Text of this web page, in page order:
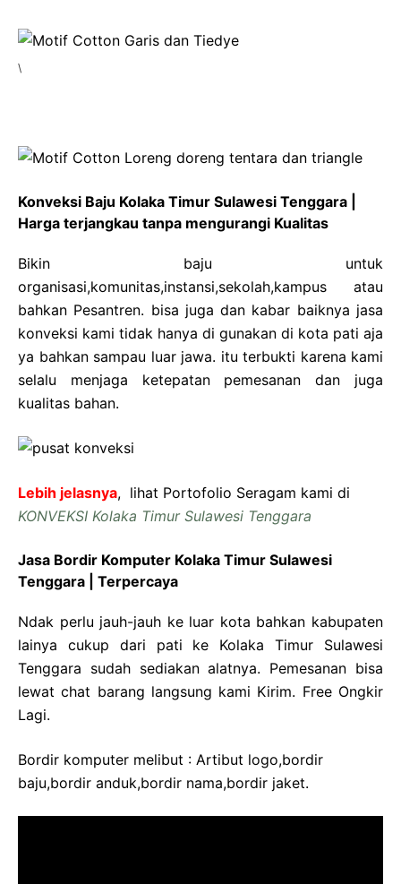
\
Konveksi Baju Kolaka Timur Sulawesi Tenggara |
Harga terjangkau tanpa mengurangi Kualitas
Bikin baju untuk
organisasi,komunitas,instansi,sekolah,kampus atau
bahkan Pesantren. bisa juga dan kabar baiknya jasa
konveksi kami tidak hanya di gunakan di kota pati aja
ya bahkan sampau luar jawa. itu terbukti karena kami
selalu menjaga ketepatan pemesanan dan juga
kualitas bahan.
Lebih jelasnya, lihat Portofolio Seragam kami di
KONVEKSI Kolaka Timur Sulawesi Tenggara
Jasa Bordir Komputer Kolaka Timur Sulawesi
Tenggara | Terpercaya
Ndak perlu jauh-jauh ke luar kota bahkan kabupaten
lainya cukup dari pati ke Kolaka Timur Sulawesi
Tenggara sudah sediakan alatnya. Pemesanan bisa
lewat chat barang langsung kami Kirim. Free Ongkir
Lagi.
Bordir komputer melibut : Artibut logo,bordir
baju,bordir anduk,bordir nama,bordir jaket.